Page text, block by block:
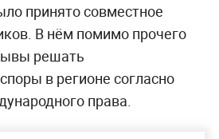
принято совместное
В нём помимо прочего
решать
в регионе согласно
права.